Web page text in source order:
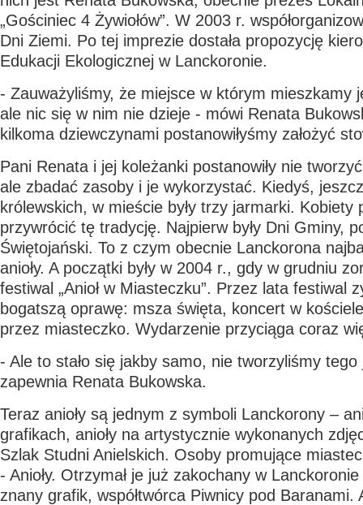
„Gościniec 4 Żywiołów”. W 2003 r.
Dni Ziemi. Po tej imprezie dostała propozycję
Edukacji Ekologicznej w Lanckoronie.
- Zauważyliśmy, że miejsce w którym mieszkamy
ale nic się w nim nie dzieje - mówi Renata
kilkoma dziewczynami postanowiłyśmy założyć
Pani Renata i jej koleżanki postanowiły nie
ale zbadać zasoby i je wykorzystać. Kiedyś,
królewskich, w mieście były trzy jarmarki. Kobiety
przywrócić tę tradycję. Najpierw były Dni Gminy,
Świętojański. To z czym obecnie Lanckorona
anioły. A początki były w 2004 r., gdy w grudniu
festiwal „Anioł w Miasteczku”. Przez lata festiwal
bogatszą oprawę: msza święta, koncert w
przez miasteczko. Wydarzenie przyciąga coraz
- Ale to stało się jakby samo, nie tworzyliśmy
zapewnia Renata Bukowska.
Teraz anioły są jednym z symboli Lanckorony –
grafikach, anioły na artystycznie wykonanych
Szlak Studni Anielskich. Osoby promujące
- Anioły. Otrzymał je już zakochany w
znany grafik, współtwórca Piwnicy pod Baranami.